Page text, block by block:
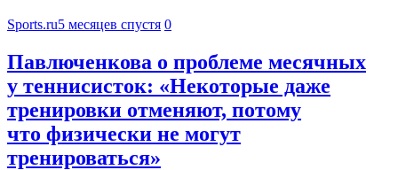
Sports.ru5 месяцев спустя 0
Павлюченкова о проблеме месячных
у теннисисток: «Некоторые даже
тренировки отменяют, потому
что физически не могут
тренироваться»